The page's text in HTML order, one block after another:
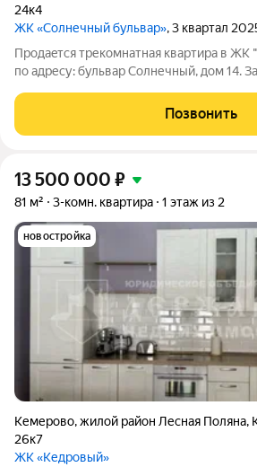
24к4
ЖК «Солнечный бульвар», 3 квартал
Пpoдаeтcя трекомнатная квaртиpа в
по адресу: бульвар Солнечный, дом 14.
новый дизaйнepский ремoнт, на cтенax
полу ламинaт,
Позвонить
13 500 000 ₽
81 м² 3-комн. квартира 1 этаж из 2
новостройка
Кемерово,жилой район Лесная Поляна,
26к7
ЖК «Кедровый»